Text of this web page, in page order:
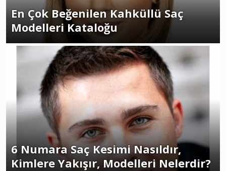
En Çok Beğenilen Kahküllü Saç
Modelleri Kataloğu
6 Numara Saç Kesimi Nasıldır,
Kimlere Yakışır, Modelleri Nelerdir?